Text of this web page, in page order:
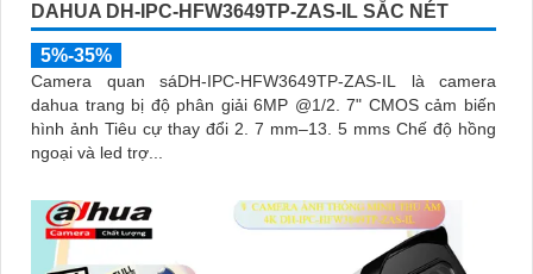
DAHUA DH-IPC-HFW3649TP-ZAS-IL SẮC NÉT
5%-35%
Camera quan sáDH-IPC-HFW3649TP-ZAS-IL là camera
dahua trang bị độ phân giải 6MP @1/2. 7" CMOS cảm biến
hình ảnh Tiêu cự thay đổi 2. 7 mm–13. 5 mms Chế độ hồng
ngoại và led trợ...